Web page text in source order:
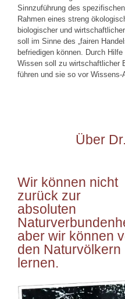
Sinnzuführung des
Rahmen eines streng
biologischer und
soll im Sinne des „fairen
befriedigen können. Durch
Wissen soll zu wirtschaftlicher
führen und sie so vor Wissens-
Über
Wir können nicht
zurück zur
absoluten
aber wir können
den Naturvölkern
lernen.